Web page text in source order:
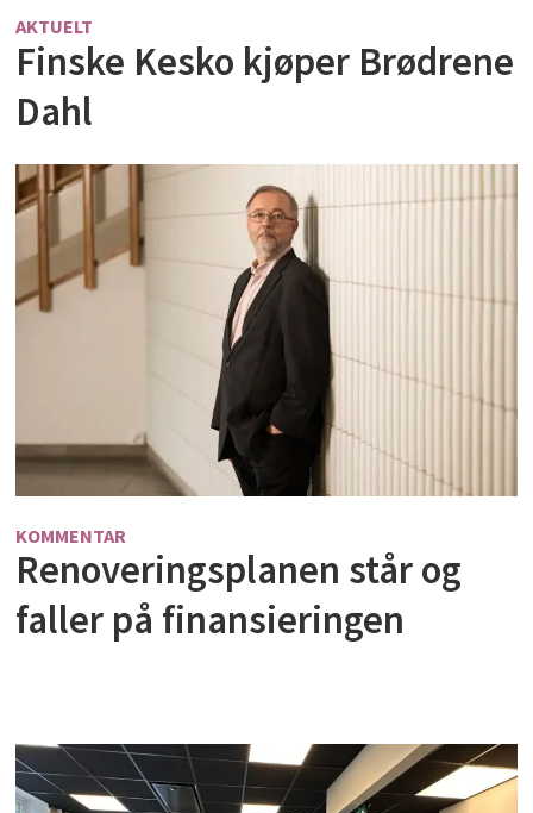
AKTUELT
Finske Kesko kjøper Brødrene
Dahl
KOMMENTAR
Renoveringsplanen står og
faller på finansieringen